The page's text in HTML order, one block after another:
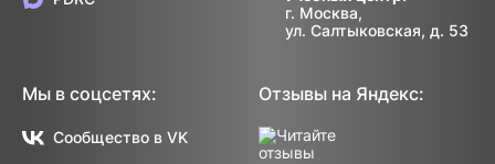
г. Москва,
ул. Салтыковская, д. 53
Мы в соцсетях:
Сообщество в VK
Отзывы на Яндекс: